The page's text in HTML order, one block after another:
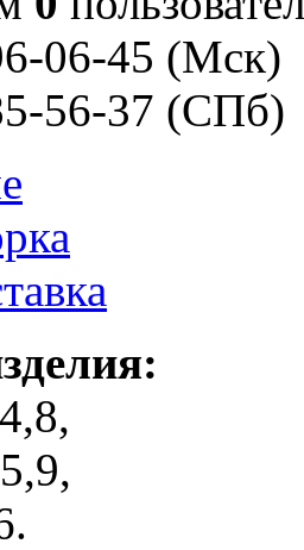
06-45 (Мск)
56-37 (СПб)